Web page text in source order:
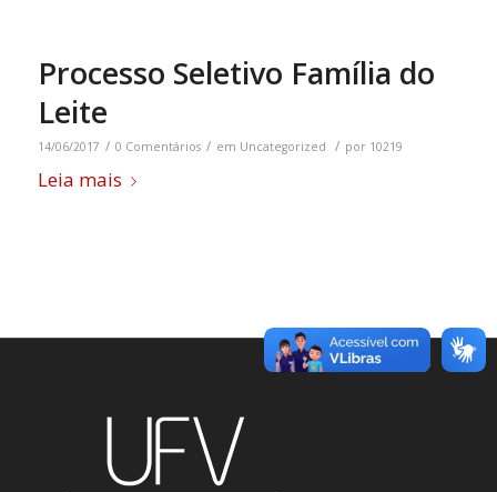
Processo Seletivo Família do
Leite
14/06/2017 / 0 Comentários / em Uncategorized / por 10219
Leia mais